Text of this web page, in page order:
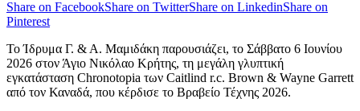
Share on FacebookShare on TwitterShare on LinkedinShare on
Pinterest
Το Ίδρυμα Γ. & Α. Μαμιδάκη παρουσιάζει, το Σάββατο 6 Ιουνίου
2026 στον Άγιο Νικόλαο Κρήτης, τη μεγάλη γλυπτική
εγκατάσταση Chronotopia των Caitlind r.c. Brown & Wayne Garrett
από τον Καναδά, που κέρδισε το Βραβείο Τέχνης 2026.